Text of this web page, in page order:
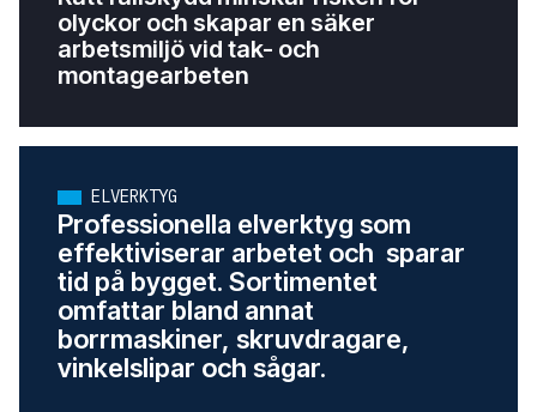
olyckor och skapar en säker
arbetsmiljö vid tak- och
montagearbeten
ELVERKTYG
Professionella elverktyg som
effektiviserar arbetet och sparar
tid på bygget. Sortimentet
omfattar bland annat
borrmaskiner, skruvdragare,
vinkelslipar och sågar.